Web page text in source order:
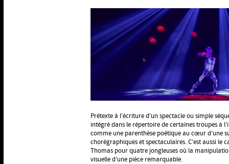
Prétexte à l’écriture d’un spectacle ou simple
intégré dans le répertoire de certaines troupes à
comme une parenthèse poétique au cœur d’une
chorégraphiques et spectaculaires. C’est aussi le
Thomas pour quatre jongleuses où la
visuelle d’une pièce remarquable.